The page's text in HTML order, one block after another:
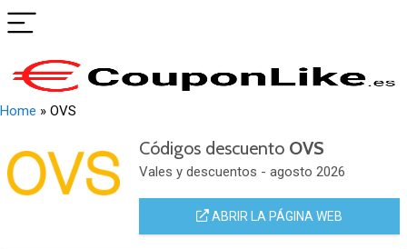
Home » OVS
Códigos descuento OVS
Vales y descuentos - agosto 2026
ABRIR LA PÁGINA WEB